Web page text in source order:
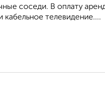
соседи. В оплату
кабельное телевидение....